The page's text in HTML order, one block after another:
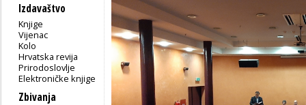
Izdavaštvo
Knjige
Vijenac
Kolo
Hrvatska revija
Prirodoslovlje
Elektroničke knjige
Zbivanja